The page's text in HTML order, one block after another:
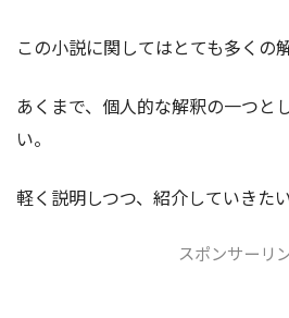
この小説に関してはとても多くの
あくまで、個人的な解釈の一つと
い。
軽く説明しつつ、紹介していきた
スポンサーリ